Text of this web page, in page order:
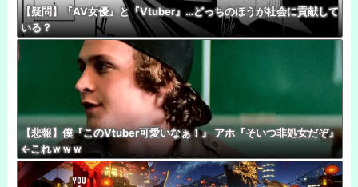
【疑問】『AV女優』と『Vtuber』…どっちのほうが社会に貢献して
いる？
【悲報】僕『このVtuber可愛いなぁ！』 アホ『そいつ非処女だぞ』
←これｗｗｗ